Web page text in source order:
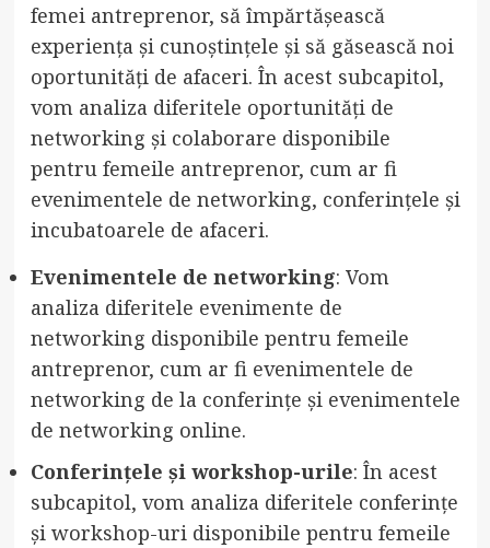
femei antreprenor, să împărtășească
experiența și cunoștințele și să găsească noi
oportunități de afaceri. În acest subcapitol,
vom analiza diferitele oportunități de
networking și colaborare disponibile
pentru femeile antreprenor, cum ar fi
evenimentele de networking, conferințele și
incubatoarele de afaceri.
Evenimentele de networking: Vom
analiza diferitele evenimente de
networking disponibile pentru femeile
antreprenor, cum ar fi evenimentele de
networking de la conferințe și evenimentele
de networking online.
Conferințele și workshop-urile: În acest
subcapitol, vom analiza diferitele conferințe
și workshop-uri disponibile pentru femeile